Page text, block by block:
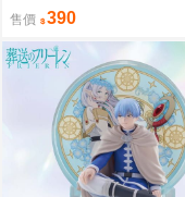
售價 390